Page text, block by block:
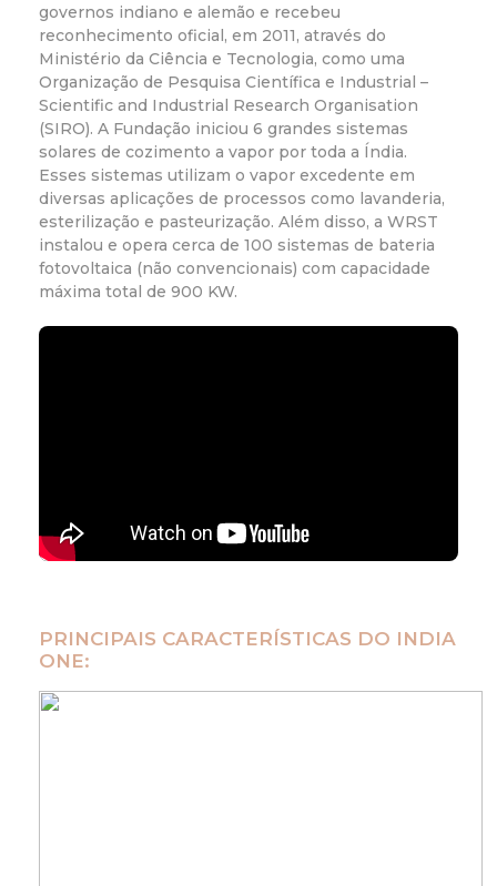
governos indiano e alemão e recebeu
reconhecimento oficial, em 2011, através do
Ministério da Ciência e Tecnologia, como uma
Organização de Pesquisa Científica e Industrial –
Scientific and Industrial Research Organisation
(SIRO). A Fundação iniciou 6 grandes sistemas
solares de cozimento a vapor por toda a Índia.
Esses sistemas utilizam o vapor excedente em
diversas aplicações de processos como lavanderia,
esterilização e pasteurização. Além disso, a WRST
instalou e opera cerca de 100 sistemas de bateria
fotovoltaica (não convencionais) com capacidade
máxima total de 900 KW.
PRINCIPAIS CARACTERÍSTICAS DO INDIA
ONE: